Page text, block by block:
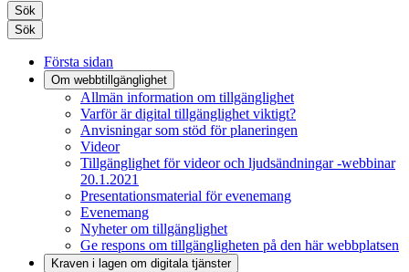
Sök
Sök
Första sidan
Om webbtillgänglighet
Allmän information om tillgänglighet
Varför är digital tillgänglighet viktigt?
Anvisningar som stöd för planeringen
Videor
Tillgänglighet för videor och ljudsändningar -webbinar
20.1.2021
Presentationsmaterial för evenemang
Evenemang
Nyheter om tillgänglighet
Ge respons om tillgängligheten på den här webbplatsen
Kraven i lagen om digitala tjänster